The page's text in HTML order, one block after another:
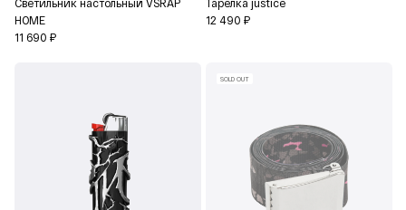
Светильник настольный VSRAP
HOME
11 690 ₽
Тарелка justice
12 490 ₽
SOLD OUT